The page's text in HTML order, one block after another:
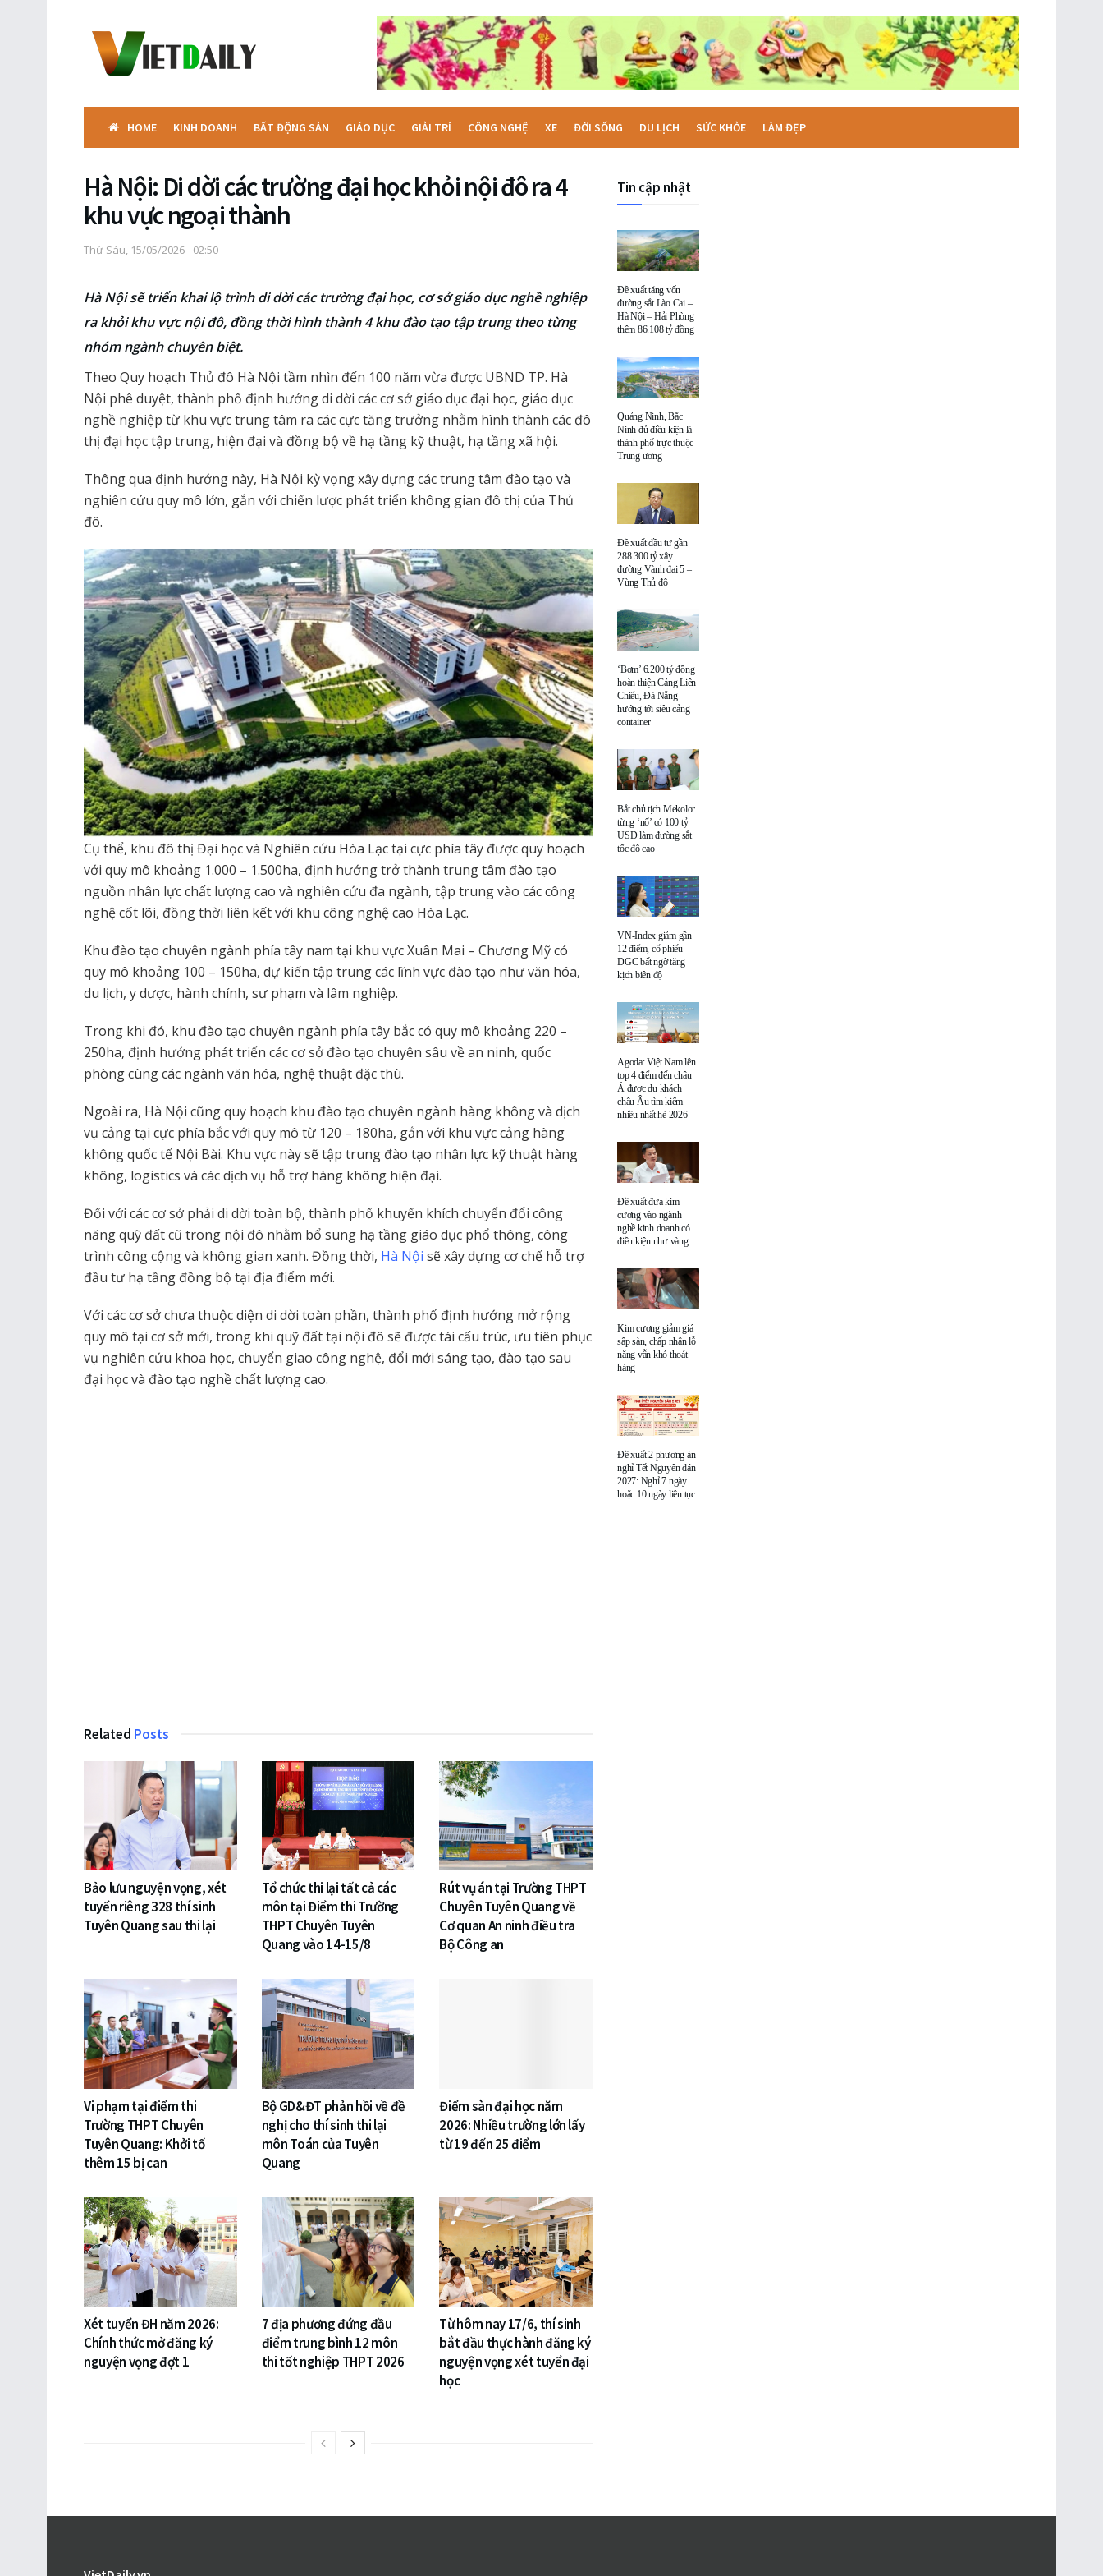
HOME KINH DOANH BẤT ĐỘNG SẢN GIÁO DỤC GIẢI TRÍ CÔNG NGHỆ XE ĐỜI SỐNG DU LỊCH SỨC KHỎE LÀM ĐẸP
Hà Nội: Di dời các trường đại học khỏi nội đô ra 4
khu vực ngoại thành
Thứ Sáu, 15/05/2026 - 02:50
Hà Nội sẽ triển khai lộ trình di dời các trường đại học, cơ sở giáo dục nghề nghiệp
ra khỏi khu vực nội đô, đồng thời hình thành 4 khu đào tạo tập trung theo từng
nhóm ngành chuyên biệt.
Theo Quy hoạch Thủ đô Hà Nội tầm nhìn đến 100 năm vừa được UBND TP. Hà
Nội phê duyệt, thành phố định hướng di dời các cơ sở giáo dục đại học, giáo dục
nghề nghiệp từ khu vực trung tâm ra các cực tăng trưởng nhằm hình thành các đô
thị đại học tập trung, hiện đại và đồng bộ về hạ tầng kỹ thuật, hạ tầng xã hội.
Thông qua định hướng này, Hà Nội kỳ vọng xây dựng các trung tâm đào tạo và
nghiên cứu quy mô lớn, gắn với chiến lược phát triển không gian đô thị của Thủ
đô.
Cụ thể, khu đô thị Đại học và Nghiên cứu Hòa Lạc tại cực phía tây được quy hoạch
với quy mô khoảng 1.000 – 1.500ha, định hướng trở thành trung tâm đào tạo
nguồn nhân lực chất lượng cao và nghiên cứu đa ngành, tập trung vào các công
nghệ cốt lõi, đồng thời liên kết với khu công nghệ cao Hòa Lạc.
Khu đào tạo chuyên ngành phía tây nam tại khu vực Xuân Mai – Chương Mỹ có
quy mô khoảng 100 – 150ha, dự kiến tập trung các lĩnh vực đào tạo như văn hóa,
du lịch, y dược, hành chính, sư phạm và lâm nghiệp.
Trong khi đó, khu đào tạo chuyên ngành phía tây bắc có quy mô khoảng 220 –
250ha, định hướng phát triển các cơ sở đào tạo chuyên sâu về an ninh, quốc
phòng cùng các ngành văn hóa, nghệ thuật đặc thù.
Ngoài ra, Hà Nội cũng quy hoạch khu đào tạo chuyên ngành hàng không và dịch
vụ cảng tại cực phía bắc với quy mô từ 120 – 180ha, gắn với khu vực cảng hàng
không quốc tế Nội Bài. Khu vực này sẽ tập trung đào tạo nhân lực kỹ thuật hàng
không, logistics và các dịch vụ hỗ trợ hàng không hiện đại.
Đối với các cơ sở phải di dời toàn bộ, thành phố khuyến khích chuyển đổi công
năng quỹ đất cũ trong nội đô nhằm bổ sung hạ tầng giáo dục phổ thông, công
trình công cộng và không gian xanh. Đồng thời, Hà Nội sẽ xây dựng cơ chế hỗ trợ
đầu tư hạ tầng đồng bộ tại địa điểm mới.
Với các cơ sở chưa thuộc diện di dời toàn phần, thành phố định hướng mở rộng
quy mô tại cơ sở mới, trong khi quỹ đất tại nội đô sẽ được tái cấu trúc, ưu tiên phục
vụ nghiên cứu khoa học, chuyển giao công nghệ, đổi mới sáng tạo, đào tạo sau
đại học và đào tạo nghề chất lượng cao.
Related Posts
Bảo lưu nguyện vọng, xét
tuyển riêng 328 thí sinh
Tuyên Quang sau thi lại
Tổ chức thi lại tất cả các
môn tại Điểm thi Trường
THPT Chuyên Tuyên
Quang vào 14-15/8
Rút vụ án tại Trường THPT
Chuyên Tuyên Quang về
Cơ quan An ninh điều tra
Bộ Công an
Vi phạm tại điểm thi
Trường THPT Chuyên
Tuyên Quang: Khởi tố
thêm 15 bị can
Bộ GD&ĐT phản hồi về đề
nghị cho thí sinh thi lại
môn Toán của Tuyên
Quang
Điểm sàn đại học năm
2026: Nhiều trường lớn lấy
từ 19 đến 25 điểm
Xét tuyển ĐH năm 2026:
Chính thức mở đăng ký
nguyện vọng đợt 1
7 địa phương đứng đầu
điểm trung bình 12 môn
thi tốt nghiệp THPT 2026
Từ hôm nay 17/6, thí sinh
bắt đầu thực hành đăng ký
nguyện vọng xét tuyển đại
học
Tin cập nhật
Đề xuất tăng vốn
đường sắt Lào Cai –
Hà Nội – Hải Phòng
thêm 86.108 tỷ đồng
Quảng Ninh, Bắc
Ninh đủ điều kiện là
thành phố trực thuộc
Trung ương
Đề xuất đầu tư gần
288.300 tỷ xây
đường Vành đai 5 –
Vùng Thủ đô
‘Bơm’ 6.200 tỷ đồng
hoàn thiện Cảng Liên
Chiểu, Đà Nẵng
hướng tới siêu cảng
container
Bắt chủ tịch Mekolor
từng ‘nổ’ có 100 tỷ
USD làm đường sắt
tốc độ cao
VN-Index giảm gần
12 điểm, cổ phiếu
DGC bất ngờ tăng
kịch biên độ
Agoda: Việt Nam lên
top 4 điểm đến châu
Á được du khách
châu Âu tìm kiếm
nhiều nhất hè 2026
Đề xuất đưa kim
cương vào ngành
nghề kinh doanh có
điều kiện như vàng
Kim cương giảm giá
sập sàn, chấp nhận lỗ
nặng vẫn khó thoát
hàng
Đề xuất 2 phương án
nghỉ Tết Nguyên đán
2027: Nghỉ 7 ngày
hoặc 10 ngày liên tục